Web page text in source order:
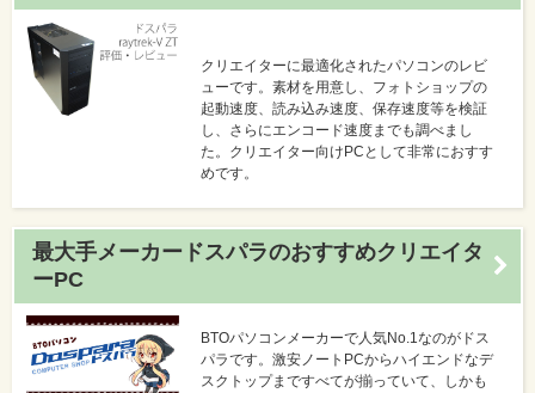
クリエイターに最適化されたパソコンのレビ
ューです。素材を用意し、フォトショップの
起動速度、読み込み速度、保存速度等を検証
し、さらにエンコード速度までも調べまし
た。クリエイター向けPCとして非常におすす
めです。
最大手メーカードスパラのおすすめクリエイタ
ーPC
BTOパソコンメーカーで人気No.1なのがドス
パラです。激安ノートPCからハイエンドなデ
スクトップまですべてが揃っていて、しかも